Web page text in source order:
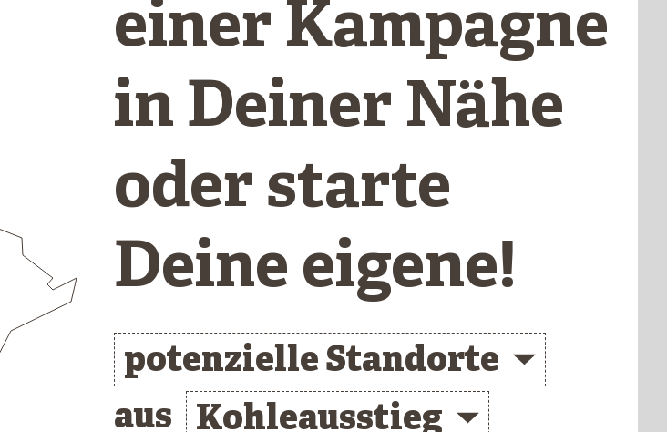
einer Kampagne
in Deiner Nähe
oder starte
Deine eigene!
potenzielle Standorte
aus Kohleausstieg